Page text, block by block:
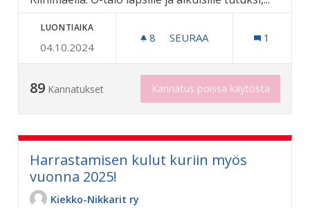
LUONTIAIKA
04.10.2024
8 8 SEURAAJAA
SEURAA 1
89 Kannatukset Kannatus poissa käytöstä
Harrastamisen kulut kuriin myös
vuonna 2025!
Kiekko-Nikkarit ry